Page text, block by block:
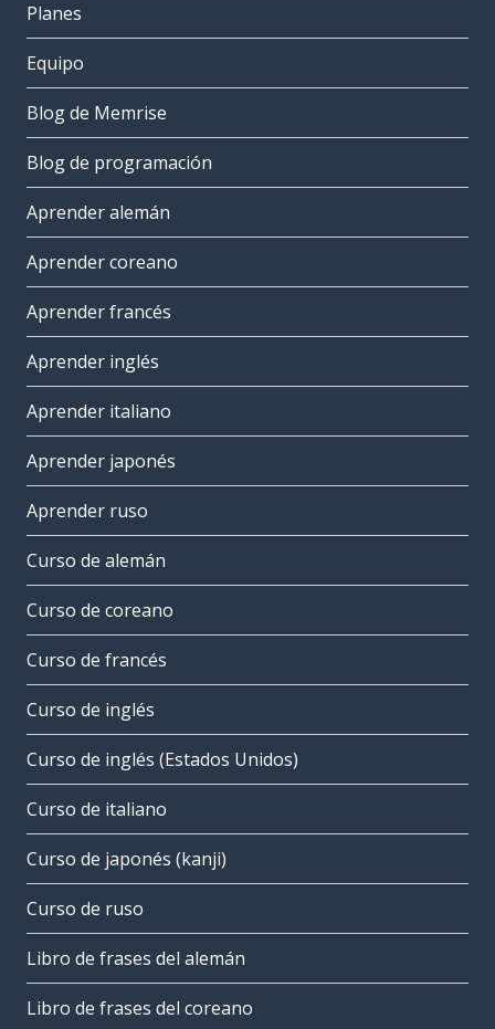
Planes
Equipo
Blog de Memrise
Blog de programación
Aprender alemán
Aprender coreano
Aprender francés
Aprender inglés
Aprender italiano
Aprender japonés
Aprender ruso
Curso de alemán
Curso de coreano
Curso de francés
Curso de inglés
Curso de inglés (Estados Unidos)
Curso de italiano
Curso de japonés (kanji)
Curso de ruso
Libro de frases del alemán
Libro de frases del coreano